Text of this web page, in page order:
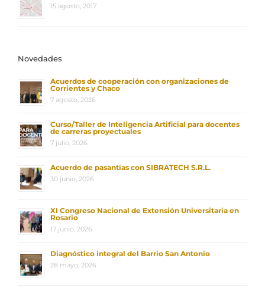
15 agosto, 2017
Novedades
Acuerdos de cooperación con organizaciones de
Corrientes y Chaco
7 agosto, 2026
Curso/Taller de Inteligencia Artificial para docentes
de carreras proyectuales
7 julio, 2026
Acuerdo de pasantías con SIBRATECH S.R.L.
30 junio, 2026
XI Congreso Nacional de Extensión Universitaria en
Rosario
17 junio, 2026
Diagnóstico integral del Barrio San Antonio
28 mayo, 2026